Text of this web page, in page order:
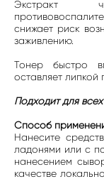
Экстракт
снижает риск
заживлению.
Тонер быстро
оставляет липкой
Подходит для
Способ
Нанесите
ладонями или с
нанесением
качестве